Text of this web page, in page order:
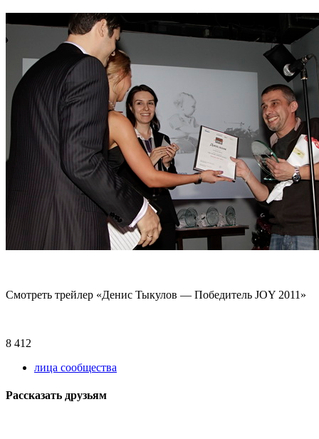
Смотреть трейлер «Денис Тыкулов — Победитель JOY 2011»
8 412
лица сообщества
Рассказать друзьям